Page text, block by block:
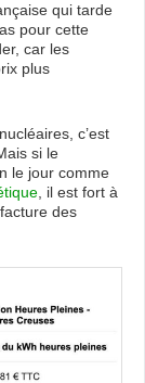
qui tarde
pour cette
car les
plus
c’est
si le
le jour comme
, il est fort à
des